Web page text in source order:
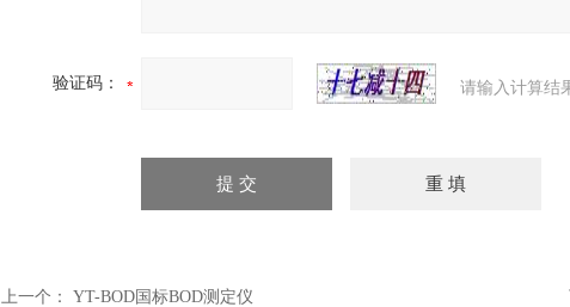
验证码： 请输入计算结
上一个： YT-BOD国标BOD测定仪